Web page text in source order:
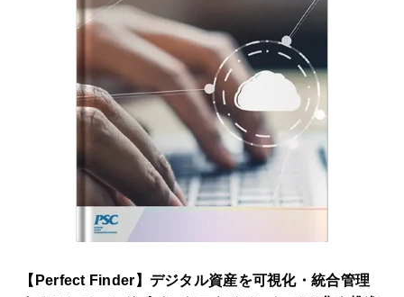
【Perfect Finder】デジタル資産を可視化・統合管理